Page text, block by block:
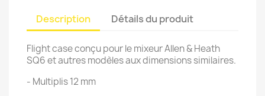
Description Détails du produit
Flight case conçu pour le mixeur Allen & Heath
SQ6 et autres modèles aux dimensions similaires.
- Multiplis 12 mm